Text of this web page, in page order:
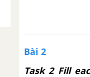
Bài 2
Task 2 Fill